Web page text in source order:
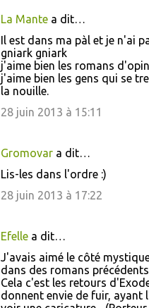
La Mante a dit…
Il est dans ma pàl et je n'ai
gniark gniark
j'aime bien les romans
j'aime bien les gens qui se
la nouille.
28 juin 2013 à 15:11
Gromovar a dit…
Lis-les dans l'ordre :)
28 juin 2013 à 17:22
Efelle a dit…
J'avais aimé le côté
dans des romans précédents
Cela c'est les retours
donnent envie de fuir, ayant